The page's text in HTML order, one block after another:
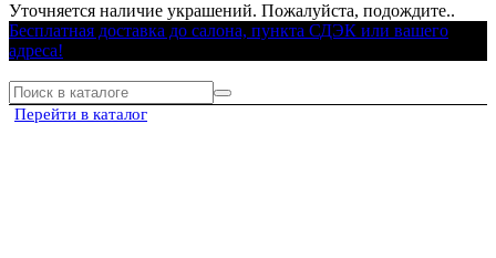
Уточняется наличие украшений. Пожалуйста, подождите..
Бесплатная доставка до салона, пункта СДЭК или вашего
адреса!
Перейти в каталог